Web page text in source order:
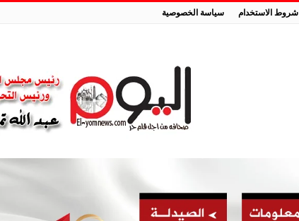
شروط الاستخدام سياسة الخصوصية